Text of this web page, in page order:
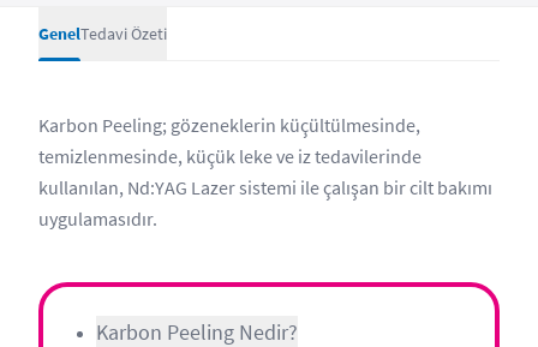
GenelTedavi Özeti
Karbon Peeling; gözeneklerin küçültülmesinde,
temizlenmesinde, küçük leke ve iz tedavilerinde
kullanılan, Nd:YAG Lazer sistemi ile çalışan bir cilt bakımı
uygulamasıdır.
Karbon Peeling Nedir?